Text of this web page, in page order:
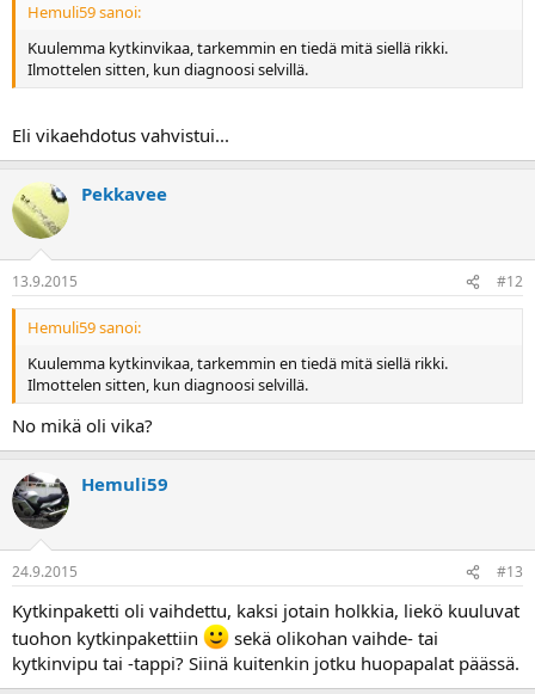
Hemuli59 sanoi:
Kuulemma kytkinvikaa, tarkemmin en tiedä mitä siellä rikki.
Ilmottelen sitten, kun diagnoosi selvillä.
Eli vikaehdotus vahvistui...
Pekkavee
13.9.2015 #12
Hemuli59 sanoi:
Kuulemma kytkinvikaa, tarkemmin en tiedä mitä siellä rikki.
Ilmottelen sitten, kun diagnoosi selvillä.
No mikä oli vika?
Hemuli59
24.9.2015 #13
Kytkinpaketti oli vaihdettu, kaksi jotain holkkia, liekö kuuluvat
tuohon kytkinpakettiin
sekä olikohan vaihde- tai
kytkinvipu tai -tappi? Siinä kuitenkin jotku huopapalat päässä.